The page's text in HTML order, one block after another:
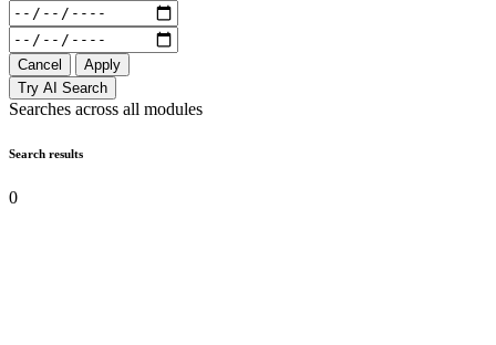
Cancel
Apply
Try AI Search
Searches across all modules
Search results
0